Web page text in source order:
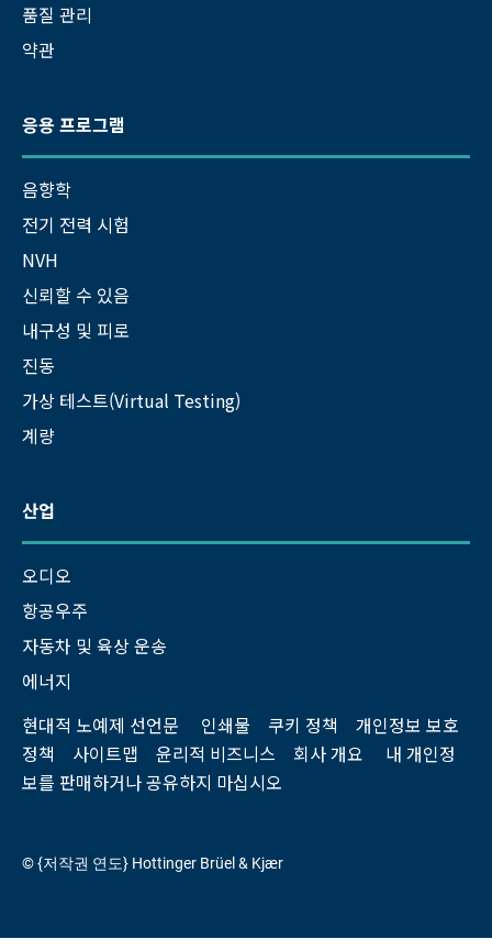
품질 관리
약관
응용 프로그램
음향학
전기 전력 시험
NVH
신뢰할 수 있음
내구성 및 피로
진동
가상 테스트(Virtual Testing)
계량
산업
오디오
항공우주
자동차 및 육상 운송
에너지
현대적 노예제 선언문
인쇄물 쿠키 정책
개인정보 보호
정책
사이트맵 윤리적 비즈니스 회사 개요
내 개인정
보를 판매하거나 공유하지 마십시오
© {저작권 연도} Hottinger Brüel & Kjær